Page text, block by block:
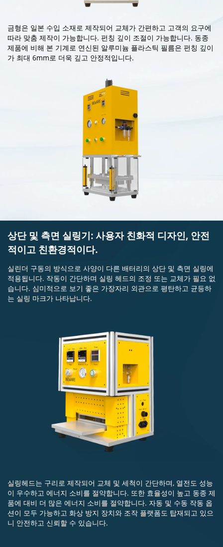
금형은 일본 수입 소재로 제작되어 교체가 간편하고 고객의 요구에
따라 맞춤 제작이 가능합니다. 펀칭 깊이 조절이 가능합니다. 동종
제품에 비해 본 기계로 연신된 알루미늄 플라스틱 필름은 펀칭 깊이
가 최대 6mm로 더욱 깊고 안정적입니다.
상단 및 측면 실링기: 사용자 친화적 디자인, 안전
적이고 친환경적이다.
실린더 구동의 방식으로 사양이 다른 배터리의 상단 및 측면 실링에
적용됩니다. 작동이 간단하며 실링 헤드의 조정 또는 교체가 필요 없
습니다. 심미적으로 보기 좋은 가장자리 외관으로 평탄하고 균등하
는 실링 마크가 나타납니다.
실링헤드는 구리로 제작되어 교체 및 세척이 간단하며, 열전도 성능
이 우수하고 에너지 소비를 절약합니다. 또한 효율성이 높고 동종 제
품에 대비 더 많은 에너지 소비를 절약합니다. 자동 및 수동 작동 옵
션이 모두 가능하고 화상 방지 장치와 조작 플랫폼도 탑재되고 있으
니 안전하고 신뢰할 수 있습니다.